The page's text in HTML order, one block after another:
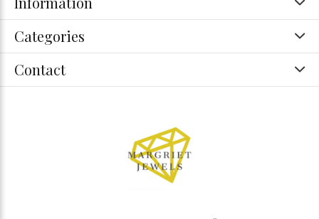
Categories
Contact